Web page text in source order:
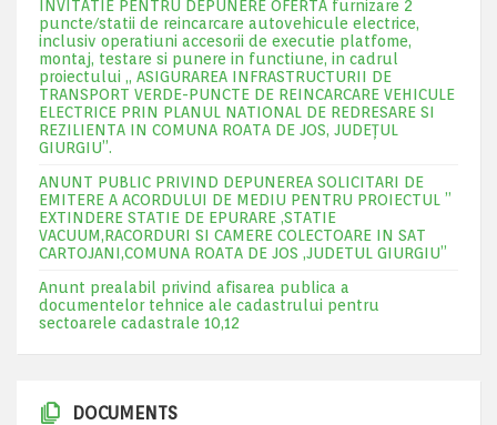
INVITATIE PENTRU DEPUNERE OFERTA furnizare 2
puncte/statii de reincarcare autovehicule electrice,
inclusiv operatiuni accesorii de executie platfome,
montaj, testare si punere in functiune, in cadrul
proiectului „ ASIGURAREA INFRASTRUCTURII DE
TRANSPORT VERDE-PUNCTE DE REINCARCARE VEHICULE
ELECTRICE PRIN PLANUL NATIONAL DE REDRESARE SI
REZILIENTA IN COMUNA ROATA DE JOS, JUDEŢUL
GIURGIU”.
ANUNT PUBLIC PRIVIND DEPUNEREA SOLICITARI DE
EMITERE A ACORDULUI DE MEDIU PENTRU PROIECTUL ”
EXTINDERE STATIE DE EPURARE ,STATIE
VACUUM,RACORDURI SI CAMERE COLECTOARE IN SAT
CARTOJANI,COMUNA ROATA DE JOS ,JUDETUL GIURGIU”
Anunt prealabil privind afisarea publica a
documentelor tehnice ale cadastrului pentru
sectoarele cadastrale 10,12
DOCUMENTS